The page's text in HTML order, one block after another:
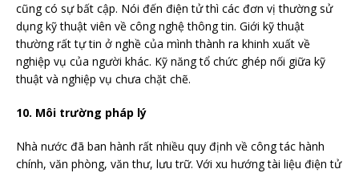
cũng có sự bất cập. Nói đến điện tử thì các đơn vị thường sử
dụng kỹ thuật viên về công nghệ thông tin. Giới kỹ thuật
thường rất tự tin ở nghề của mình thành ra khinh xuất về
nghiệp vụ của người khác. Kỹ năng tổ chức ghép nối giữa kỹ
thuật và nghiệp vụ chưa chặt chẽ.
10. Môi trường pháp lý
Nhà nước đã ban hành rất nhiều quy định về công tác hành
chính, văn phòng, văn thư, lưu trữ. Với xu hướng tài liệu điện tử